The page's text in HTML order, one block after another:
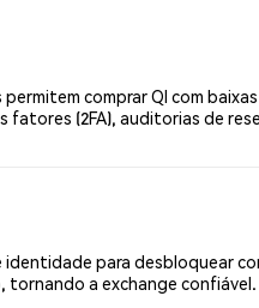
comprar QI com
(2FA), auditorias de
identidade para desbloquear
tornando a exchange confiável.